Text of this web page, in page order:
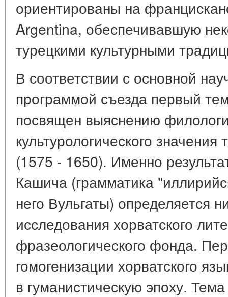
ориентированы на
Argentina, обеспечивавшую
турецкими культурными
В соответствии с основной
программой съезда первый
посвящен выяснению
культурологического
(1575 - 1650). Именно
Кашича (грамматика
него Вульгаты) определяется
исследования хорватского
фразеологического фонда.
гомогенизации хорватского
в гуманистическую эпоху.